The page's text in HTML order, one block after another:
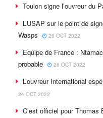
Toulon signe l’ouvreur du
L’USAP sur le point de
Wasps
26 OCT 2022
Equipe de France :
probable
26 OCT 2022
L’ouvreur International
24 OCT 2022
C’est officiel pour Thomas